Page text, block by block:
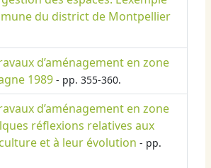
du district de Montpellier
d’aménagement en zone
1989 - pp. 355-360.
d’aménagement en zone
réflexions relatives aux
et à leur évolution - pp.